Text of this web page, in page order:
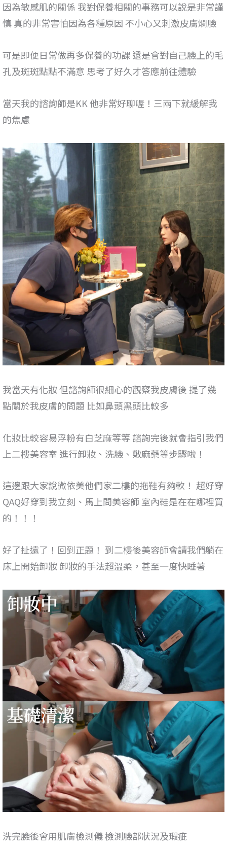
因為敏感肌的關係 我對保養相關的事務可以說是非常謹
慎 真的非常害怕因為各種原因 不小心又刺激皮膚爛臉
可是即便日常做再多保養的功課 還是會對自己臉上的毛
孔及斑斑點點不滿意 思考了好久才答應前往體驗
當天我的諮詢師是KK 他非常好聊喔！三兩下就緩解我
的焦慮
我當天有化妝 但諮詢師很細心的觀察我皮膚後 提了幾
點關於我皮膚的問題 比如鼻頭黑頭比較多
化妝比較容易浮粉有白芝麻等等 諮詢完後就會指引我們
上二樓美容室 進行卸妝、洗臉、敷麻藥等步驟啦！
這邊跟大家說微依美他們家二樓的拖鞋有夠軟！ 超好穿
QAQ好穿到我立刻、馬上問美容師 室內鞋是在在哪裡買
的！！！
好了扯遠了！回到正題！ 到二樓後美容師會請我們躺在
床上開始卸妝 卸妝的手法超溫柔，甚至一度快睡著
洗完臉後會用肌膚檢測儀 檢測臉部狀況及瑕疵